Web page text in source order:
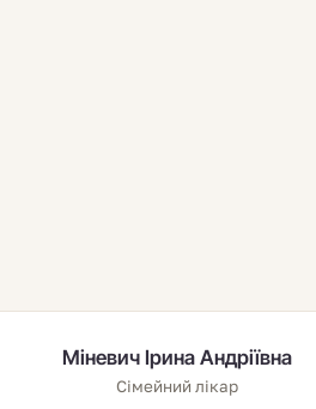
Міневич Ірина Андріївна
Сімейний лікар